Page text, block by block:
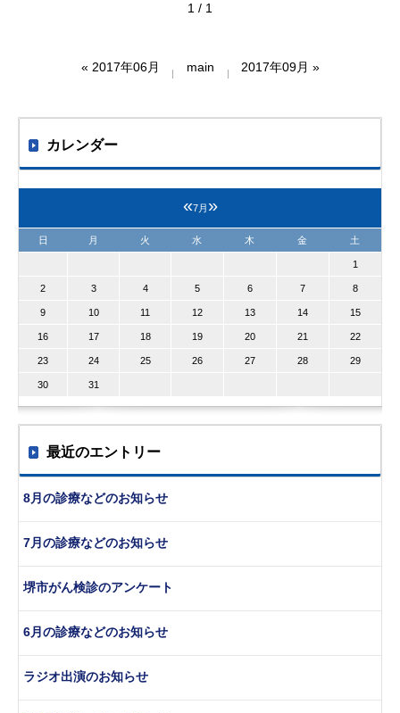
1 / 1
« 2017年06月 main 2017年09月 »
カレンダー
«7月 »
日 月 火 水 木 金 土
1
2 3 4 5 6 7 8
9 10 11 12 13 14 15
16 17 18 19 20 21 22
23 24 25 26 27 28 29
30 31
最近のエントリー
8月の診療などのお知らせ
7月の診療などのお知らせ
堺市がん検診のアンケート
6月の診療などのお知らせ
ラジオ出演のお知らせ